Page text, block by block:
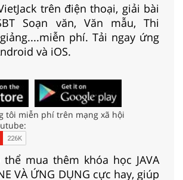
trên điện thoại, giải bài
Soạn văn, Văn mẫu, Thi
phí. Tải ngay ứng
và iOS.
tôi miễn phí trên mạng xã hội
thể mua thêm khóa học JAVA
VÀ ỨNG DỤNG cực hay, giúp